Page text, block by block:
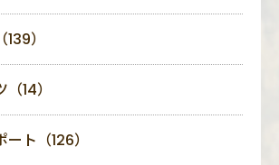
）
14）
ト（126）